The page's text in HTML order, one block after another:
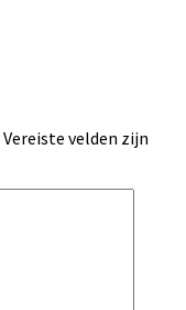
Vereiste velden zijn